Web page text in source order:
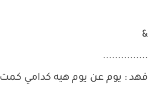
&
...............
فهد : يوم عن يوم هيه كدامي